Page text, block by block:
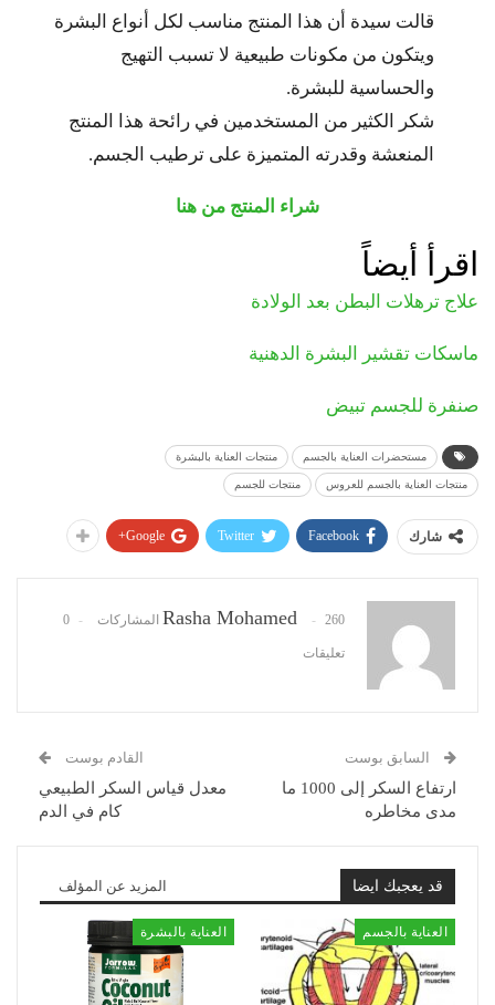
قالت سيدة أن هذا المنتج مناسب لكل أنواع البشرة
ويتكون من مكونات طبيعية لا تسبب التهيج
والحساسية للبشرة.
شكر الكثير من المستخدمين في رائحة هذا المنتج
المنعشة وقدرته المتميزة على ترطيب الجسم.
شراء المنتج من هنا
اقرأ أيضاً
علاج ترهلات البطن بعد الولادة
ماسكات تقشير البشرة الدهنية
صنفرة للجسم تبيض
مستحضرات العناية بالجسم منتجات العناية بالبشرة
منتجات العناية بالجسم للعروس منتجات للجسم
شارك Facebook
Twitter
Google+
Rasha Mohamed 260 المشاركات 0
تعليقات
السابق بوست
ارتفاع السكر إلى 1000 ما
مدى مخاطره
القادم بوست
معدل قياس السكر الطبيعي
كام في الدم
قد يعجبك ايضا المزيد عن المؤلف
العناية بالجسم العناية بالبشرة